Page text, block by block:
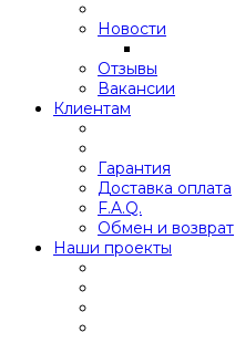
Новости
Отзывы
Вакансии
Клиентам
Гарантия
Доставка оплата
F.A.Q.
Обмен и возврат
Наши проекты